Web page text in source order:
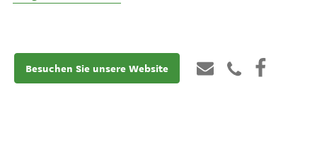
Besuchen Sie unsere Website